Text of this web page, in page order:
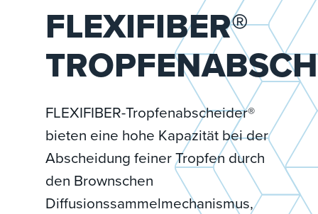
FLEXIFIBER®
FLEXIFIBER-Tropfenabscheider®
bieten eine hohe Kapazität bei der
Abscheidung feiner Tropfen durch
den Brownschen
Diffusionssammelmechanismus,